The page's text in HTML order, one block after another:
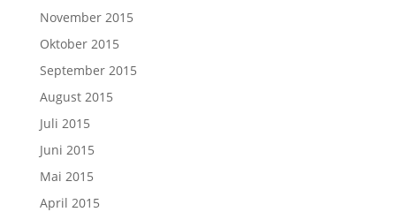
November 2015
Oktober 2015
September 2015
August 2015
Juli 2015
Juni 2015
Mai 2015
April 2015